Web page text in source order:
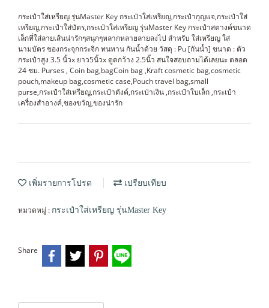
กระเป๋าใส่เหรียญ รุ่นMaster Key กระเป๋าใส่เหรียญ,กระเป๋ากุญแจ,กระเป๋าใส่
เหรียญ,กระเป๋าใส่บัตร,กระเป๋าใส่เหรียญ รุ่นMaster Key กระเป๋าสตางค์ขนาด
เล็กที่ใส่ลายเส้นน่ารักๆสนุกๆหลากหลายลายลงไป สำหรับ ใส่เหรียญ ใส่
นามบัตร ของกระจุกกระจิก ทนทาน กันน้ำด้วย วัสดุ : Pu [กันน้ำ] ขนาด : ตัว
กระเป๋าสูง 3.5 นิ้วx ยาว5นิ้วx ตูดกว้าง 2.5นิ้ว สนใจสอบถามได้เลยนะ ตลอด
24 ชม. Purses , Coin bag,bagCoin bag ,Kraft cosmetic bag,cosmetic
pouch,makeup bag,cosmetic case,Pouch travel bag,small
purse,กระเป๋าใส่เหรียญ,กระเป๋าตังค์,กระเป่าเงิน ,กระเป๋าใบเล็ก ,กระเป๋า
เครื่องสำอางค์,ของขวัญ,ของน่ารัก
เพิ่มรายการโปรด เปรียบเทียบ
หมวดหมู่ : กระเป๋าใส่เหรียญ รุ่นMaster Key
Share